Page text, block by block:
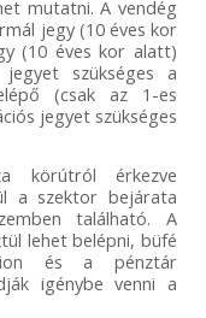
mutatni. A vendég
jegy (10 éves kor
(10 éves kor alatt)
szükséges a
(csak az 1-es
jegyet szükséges
körútról érkezve
a szektor bejárata
található. A
lehet belépni, büfé
és a pénztár
igénybe venni a